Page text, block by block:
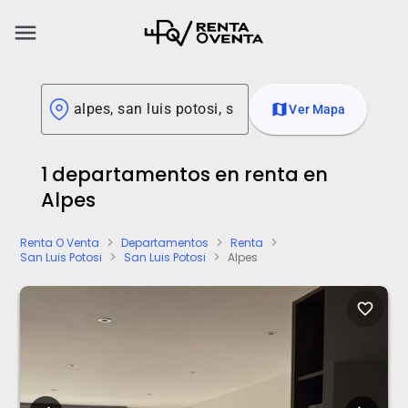
menu
mapVer Mapa
1 departamentos en renta en
Alpes
Renta O Venta chevron_right Departamentos chevron_right Renta chevron_right
San Luis Potosi chevron_right San Luis Potosi chevron_right Alpes
favorite_border